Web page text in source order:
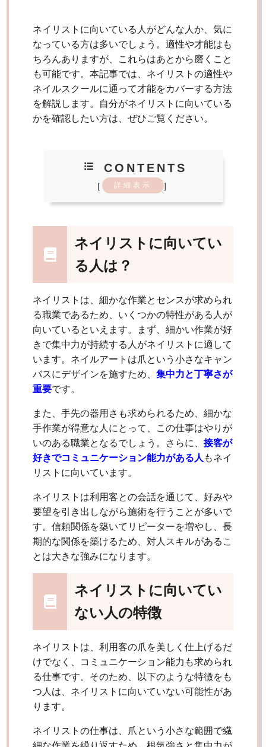
ネイリストに向いている人がどんな人か、気に
なっている方は多いでしょう。適性や才能はも
ちろんありますが、これらはあとから磨くこと
も可能です。本記事では、ネイリストの適性や
ネイルスクールに通って才能をカバーする方法
を解説します。自分がネイリストに向いている
かを確認したい方は、ぜひご覧ください。
CONTENTS
[ 詳細表示 ]
ネイリストに向いてい
る人は？
ネイリストは、細かな作業とセンスが求められ
る職業であるため、いくつかの特性がある人が
向いているといえます。まず、細かい作業が好
きで集中力が持続する人がネイリストに適して
います。ネイルアートは爪という小さなキャン
バスにデザインを施すため、集中力と丁寧さが
重要です。
また、手先の器用さも求められるため、細かな
手作業が得意な人にとって、この仕事はやりが
いのある職業となるでしょう。さらに、接客が
好きでコミュニケーション能力がある人 もネイ
リストに向いています。
ネイリストは利用客との会話を通じて、好みや
要望を引き出しながら施術を行うことが多いで
す。信頼関係を築いてリピーターを増やし、長
期的な関係を築けるため、対人スキルがあるこ
とは大きな強みになります。
ネイリストに向いてい
ない人の特徴
ネイリストは、利用客の爪を美しく仕上げるだ
けでなく、コミュニケーション能力も求められ
る仕事です。そのため、以下のような特徴をも
つ人は、ネイリストに向いていない可能性があ
ります。
ネイリストの仕事は、爪という小さな範囲で繊